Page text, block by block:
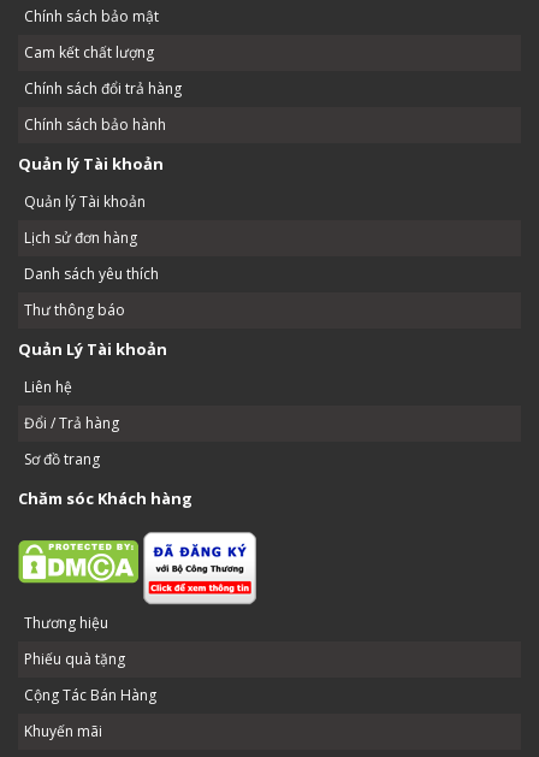
Chính sách bảo mật
Cam kết chất lượng
Chính sách đổi trả hàng
Chính sách bảo hành
Quản lý Tài khoản
Quản lý Tài khoản
Lịch sử đơn hàng
Danh sách yêu thích
Thư thông báo
Quản Lý Tài khoản
Liên hệ
Đổi / Trả hàng
Sơ đồ trang
Chăm sóc Khách hàng
Thương hiệu
Phiếu quà tặng
Cộng Tác Bán Hàng
Khuyến mãi